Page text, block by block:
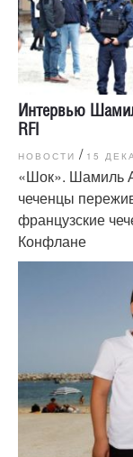
Интервью
RFI
НОВОСТИ / 15
«Шок». Шамиль
чеченцы
французские
Конфлане